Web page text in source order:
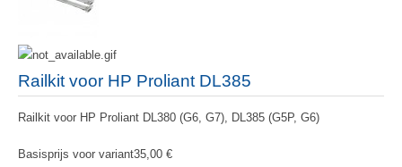
Railkit voor HP Proliant DL385
Railkit voor HP Proliant DL380 (G6, G7), DL385 (G5P, G6)
Basisprijs voor variant35,00 €